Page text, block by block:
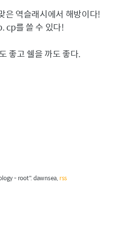
은 역슬래시에서 해방이다!
cp를 쓸 수 있다!
좋고 쉘을 까도 좋다.
- root". dawnsea, rss